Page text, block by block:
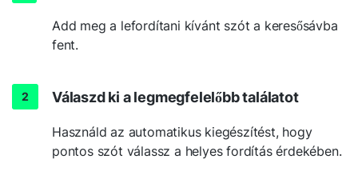
Add meg a lefordítani kívánt szót a keresősávba
fent.
Válaszd ki a legmegfelelőbb találatot
Használd az automatikus kiegészítést, hogy
pontos szót válassz a helyes fordítás érdekében.